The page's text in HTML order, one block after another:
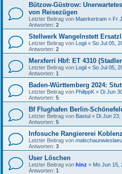
Bützow-Güstrow:
von Reisezügen
Letzter Beitrag von Maerkertram « Fr
Antworten: 2
Stellwerk Wangelnstett
Letzter Beitrag von Logii « So Jul 05,
Antworten: 2
Merxferri Hbf: ET 4310
Letzter Beitrag von Logii « So Jul 05,
Antworten: 1
Baden-Württemberg 2024:
Letzter Beitrag von PhilippK « Di Jun
Antworten: 5
Bf Flughafen Berlin-
Letzter Beitrag von Bastul « Di Jun 23,
Antworten: 5
Infosuche Rangiererei Koblenz
Letzter Beitrag von
Antworten: 3
User Löschen
Letzter Beitrag von hinz « Mo Jun 15,
Antworten: 1